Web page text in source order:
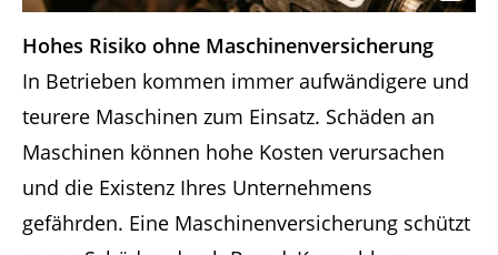
Hohes Risiko ohne Maschinenversicherung
In Betrieben kommen immer aufwändigere und
teurere Maschinen zum Einsatz. Schäden an
Maschinen können hohe Kosten verursachen
und die Existenz Ihres Unternehmens
gefährden. Eine Maschinenversicherung schützt